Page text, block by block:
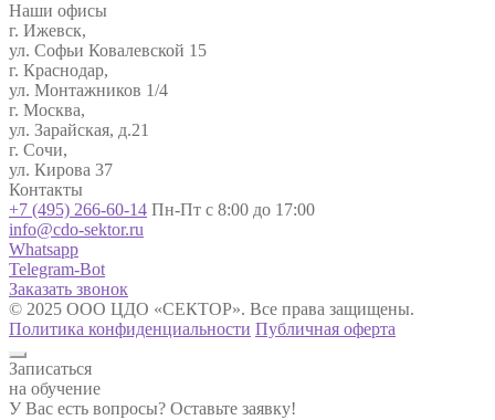
Наши офисы
г. Ижевск,
ул. Софьи Ковалевской 15
г. Краснодар,
ул. Монтажников 1/4
г. Москва,
ул. Зарайская, д.21
г. Сочи,
ул. Кирова 37
Контакты
+7 (495) 266-60-14 Пн-Пт с 8:00 до 17:00
info@cdo-sektor.ru
Whatsapp
Telegram-Bot
Заказать звонок
© 2025 ООО ЦДО «СЕКТОР». Все права защищены.
Политика конфиденциальности Публичная оферта
Записаться
на обучение
У Вас есть вопросы? Оставьте заявку!